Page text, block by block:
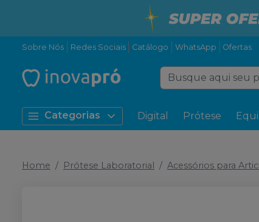
Sobre Nós Redes Sociais Catálogo WhatsApp Ofertas
Categorias Digital Prótese
Home Prótese Laboratorial Acessórios para